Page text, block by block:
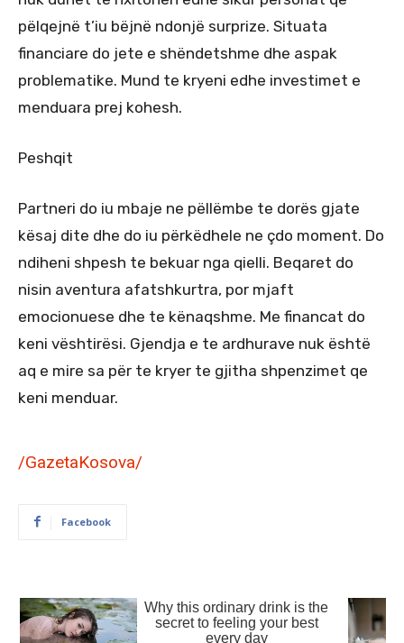
pëlqejnë t’iu bëjnë ndonjë surprize. Situata
financiare do jete e shëndetshme dhe aspak
problematike. Mund te kryeni edhe investimet e
menduara prej kohesh.
Peshqit
Partneri do iu mbaje ne pëllëmbe te dorës gjate
kësaj dite dhe do iu përkëdhele ne çdo moment. Do
ndiheni shpesh te bekuar nga qielli. Beqaret do
nisin aventura afatshkurtra, por mjaft
emocionuese dhe te kënaqshme. Me financat do
keni vështirësi. Gjendja e te ardhurave nuk është
aq e mire sa për te kryer te gjitha shpenzimet qe
keni menduar.
/GazetaKosova/
Facebook